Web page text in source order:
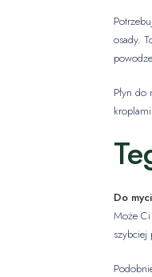
osady.
Płyn
Do
Może
szybciej